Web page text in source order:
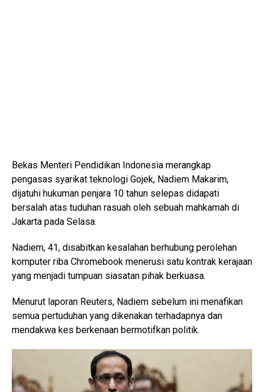
Bekas Menteri Pendidikan Indonesia merangkap
pengasas syarikat teknologi Gojek, Nadiem Makarim,
dijatuhi hukuman penjara 10 tahun selepas didapati
bersalah atas tuduhan rasuah oleh sebuah mahkamah di
Jakarta pada Selasa.
Nadiem, 41, disabitkan kesalahan berhubung perolehan
komputer riba Chromebook menerusi satu kontrak kerajaan
yang menjadi tumpuan siasatan pihak berkuasa.
Menurut laporan Reuters, Nadiem sebelum ini menafikan
semua pertuduhan yang dikenakan terhadapnya dan
mendakwa kes berkenaan bermotifkan politik.